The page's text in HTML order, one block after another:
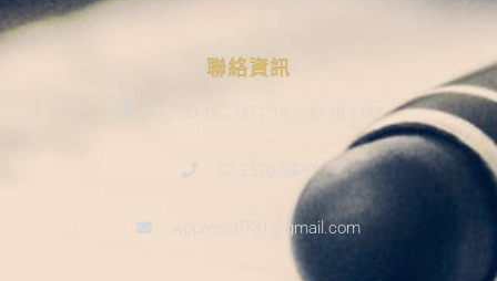
聯絡資訊
9：30-12：00；13：30-18：00
02-2570-5439
wppress0731@gmail.com